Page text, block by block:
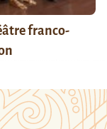
franco-